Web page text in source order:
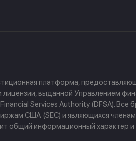
платформа,
выданной Управлением
Services Authority (DFSA).
США (SEC) и являющихся
общий информационный характер и